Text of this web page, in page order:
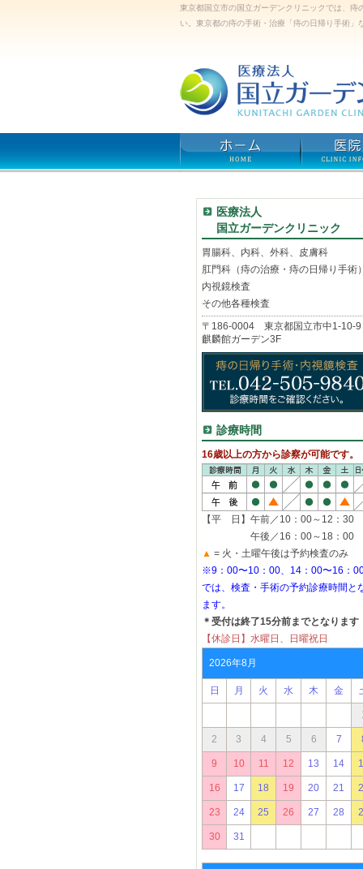
東京都国立市の国立ガーデンクリニックでは、
い。東京都の痔の手術・治療「痔の日帰り手術」
医療法人
国立ガーデンクリニック
胃腸科、内科、外科、皮膚科
肛門科（痔の治療・痔の日帰り手術）
内視鏡検査
その他各種検査
〒186-0004 東京都国立市中1-10-9
麒麟館ガーデン3F
診療時間
16歳以上の方から診察が可能です。
【平 日】午前／10：00～12：30
午後／16：00～18：00
▲ = 火・土曜午後は予約検査のみ
※9：00〜10：00、14：00〜16：
では、検査・手術の予約診療時間と
ます。
＊受付は終了15分前までとなります
【休診日】水曜日、日曜祝日
2026年8月
日 月 火 水 木 金
2 3 4 5 6 7
9 10 11 12 13 14
16 17 18 19 20 21
23 24 25 26 27 28
30 31